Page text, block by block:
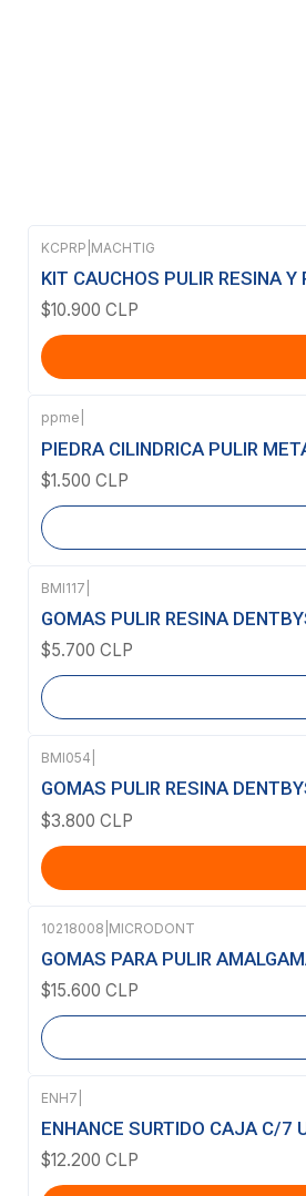
KCPRP MACHTIG
KIT CAUCHOS PULIR RESINA
$10.900 CLP
Agotado
ppme
PIEDRA CILINDRICA PULIR
$1.500 CLP
Agotado
BMI117
GOMAS PULIR RESINA
$5.700 CLP
BMI054
GOMAS PULIR RESINA
$3.800 CLP
Agotado
10218008 MICRODONT
GOMAS PARA PULIR
$15.600 CLP
ENH7
ENHANCE SURTIDO CAJA C/7
$12.200 CLP